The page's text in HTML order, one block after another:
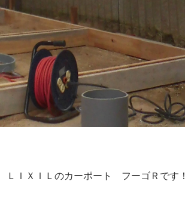
ＬＩＸＩＬのカーポート フーゴＲです！